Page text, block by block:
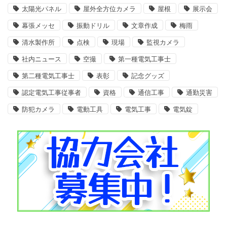
太陽光パネル 屋外全方位カメラ 屋根 展示会
幕張メッセ 振動ドリル 文章作成 梅雨
清水製作所 点検 現場 監視カメラ
社内ニュース 空撮 第一種電気工事士
第二種電気工事士 表彰 記念グッズ
認定電気工事従事者 資格 通信工事 通勤災害
防犯カメラ 電動工具 電気工事 電気錠